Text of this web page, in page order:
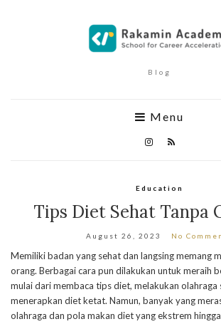
Blog
Menu
Education
Tips Diet Sehat Tanpa
August 26, 2023 No
Memiliki badan yang sehat dan langsing memang
orang. Berbagai cara pun dilakukan untuk meraih
mulai dari membaca tips diet, melakukan olahraga
menerapkan diet ketat. Namun, banyak yang
olahraga dan pola makan diet yang ekstrem